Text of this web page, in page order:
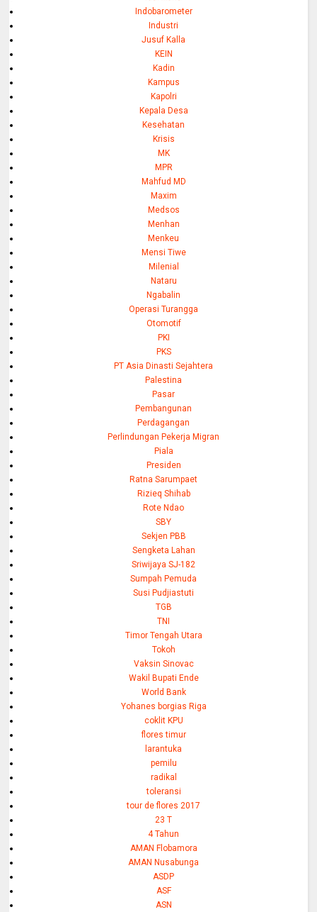
Indobarometer
Industri
Jusuf Kalla
KEIN
Kadin
Kampus
Kapolri
Kepala Desa
Kesehatan
Krisis
MK
MPR
Mahfud MD
Maxim
Medsos
Menhan
Menkeu
Mensi Tiwe
Milenial
Nataru
Ngabalin
Operasi Turangga
Otomotif
PKI
PKS
PT Asia Dinasti Sejahtera
Palestina
Pasar
Pembangunan
Perdagangan
Perlindungan Pekerja Migran
Piala
Presiden
Ratna Sarumpaet
Rizieq Shihab
Rote Ndao
SBY
Sekjen PBB
Sengketa Lahan
Sriwijaya SJ-182
Sumpah Pemuda
Susi Pudjiastuti
TGB
TNI
Timor Tengah Utara
Tokoh
Vaksin Sinovac
Wakil Bupati Ende
World Bank
Yohanes borgias Riga
coklit KPU
flores timur
larantuka
pemilu
radikal
toleransi
tour de flores 2017
23 T
4 Tahun
AMAN Flobamora
AMAN Nusabunga
ASDP
ASF
ASN